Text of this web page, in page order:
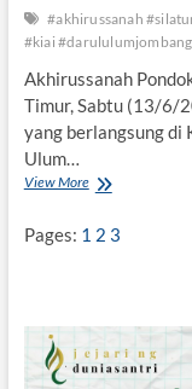
#akhirussanah
#kiai
Akhirussanah
Timur, Sabtu (13/6/
yang berlangsung di
Ulum…
View More​
h
s
a
Pages: 1 2 3